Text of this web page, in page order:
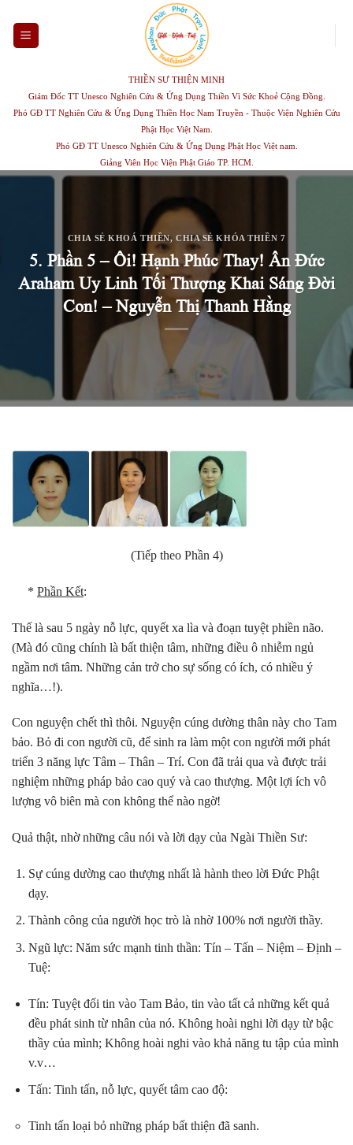
content
THIỀN SƯ THIỆN MINH
Giám Đốc TT Unesco Nghiên Cứu & Ứng Dụng Thiền Vì Sức Khoẻ Cộng Đồng.
Phó GĐ TT Nghiên Cứu & Ứng Dụng Thiền Học Nam Truyền - Thuộc Viện Nghiên Cứu
Phật Học Việt Nam.
Phó GĐ TT Unesco Nghiên Cứu & Ứng Dụng Phật Học Việt nam.
Giảng Viên Học Viện Phật Giáo TP. HCM.
CHIA SẺ KHOÁ THIỀN, CHIA SẺ KHÓA THIỀN 7
5. Phần 5 – Ôi! Hạnh Phúc Thay! Ân Đức
Araham Uy Linh Tối Thượng Khai Sáng Đời
Con! – Nguyễn Thị Thanh Hằng
(Tiếp theo Phần 4)
* Phần Kết:
Thế là sau 5 ngày nỗ lực, quyết xa lìa và đoạn tuyệt phiền não.
(Mà đó cũng chính là bất thiện tâm, những điều ô nhiễm ngủ
ngầm nơi tâm. Những cản trở cho sự sống có ích, có nhiều ý
nghĩa…!).
Con nguyện chết thì thôi. Nguyện cúng dường thân này cho Tam
bảo. Bỏ đi con người cũ, để sinh ra làm một con người mới phát
triển 3 năng lực Tâm – Thân – Trí. Con đã trải qua và được trải
nghiệm những pháp bảo cao quý và cao thượng. Một lợi ích vô
lượng vô biên mà con không thể nào ngờ!
Quả thật, nhờ những câu nói và lời dạy của Ngài Thiền Sư:
Sự cúng dường cao thượng nhất là hành theo lời Đức Phật
dạy.
Thành công của người học trò là nhờ 100% nơi người thầy.
Ngũ lực: Năm sức mạnh tinh thần: Tín – Tấn – Niệm – Định –
Tuệ:
Tín: Tuyệt đối tin vào Tam Bảo, tin vào tất cả những kết quả
đều phát sinh từ nhân của nó. Không hoài nghi lời dạy từ bậc
thầy của mình; Không hoài nghi vào khả năng tu tập của mình
v.v…
Tấn: Tinh tấn, nỗ lực, quyết tâm cao độ:
Tinh tấn loại bỏ những pháp bất thiện đã sanh.